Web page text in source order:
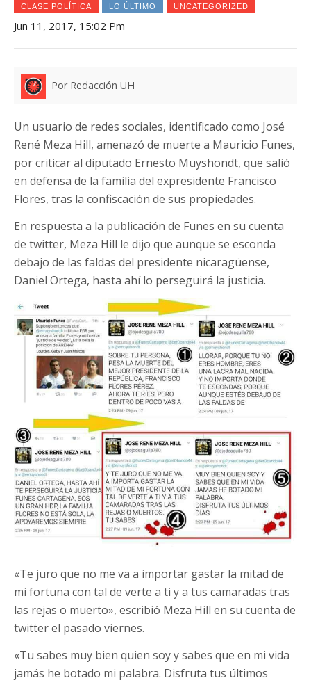
CLASE POLÍTICA LO ÚLTIMO UNCATEGORIZED
Jun 11, 2017, 15:02 Pm
Por Redacción UH
Un usuario de redes sociales, identificado como José
René Meza Hill, amenazó de muerte a Mauricio Funes,
por criticar al diputado Ernesto Muyshondt, que salió
en defensa de la familia del expresidente Francisco
Flores, tras la confiscación de sus propiedades.
En respuesta a la publicación de Funes en su cuenta
de twitter, Meza Hill le dijo que aunque se esconda
debajo de las faldas del presidente nicaragüense,
Daniel Ortega, hasta ahí lo perseguirá la justicia.
«Te juro que no me va a importar gastar la mitad de
mi fortuna con tal de verte a ti y a tus camaradas tras
las rejas o muerto», escribió Meza Hill en su cuenta de
twitter el pasado viernes.
«Tu sabes muy bien quien soy y sabes que en mi vida
jamás he botado mi palabra. Disfruta tus últimos